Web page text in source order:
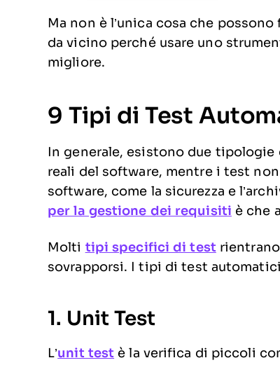
Ma non è l’unica cosa che
da vicino perché usare uno
migliore.
9 Tipi di Test
In generale, esistono due
reali del software, mentre i test
software, come la sicurezza e
per la gestione dei requisiti è che
Molti tipi specifici di test
sovrapporsi. I tipi di test
1. Unit Test
L’unit test è la verifica di piccoli